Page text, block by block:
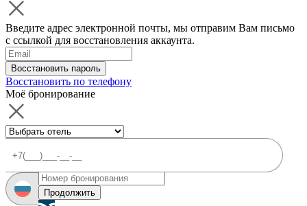
Введите адрес электронной почты, мы отправим Вам письмо
с ссылкой для восстановления аккаунта.
Восстановить пароль
Восстановить по телефону
Моё бронирование
Продолжить